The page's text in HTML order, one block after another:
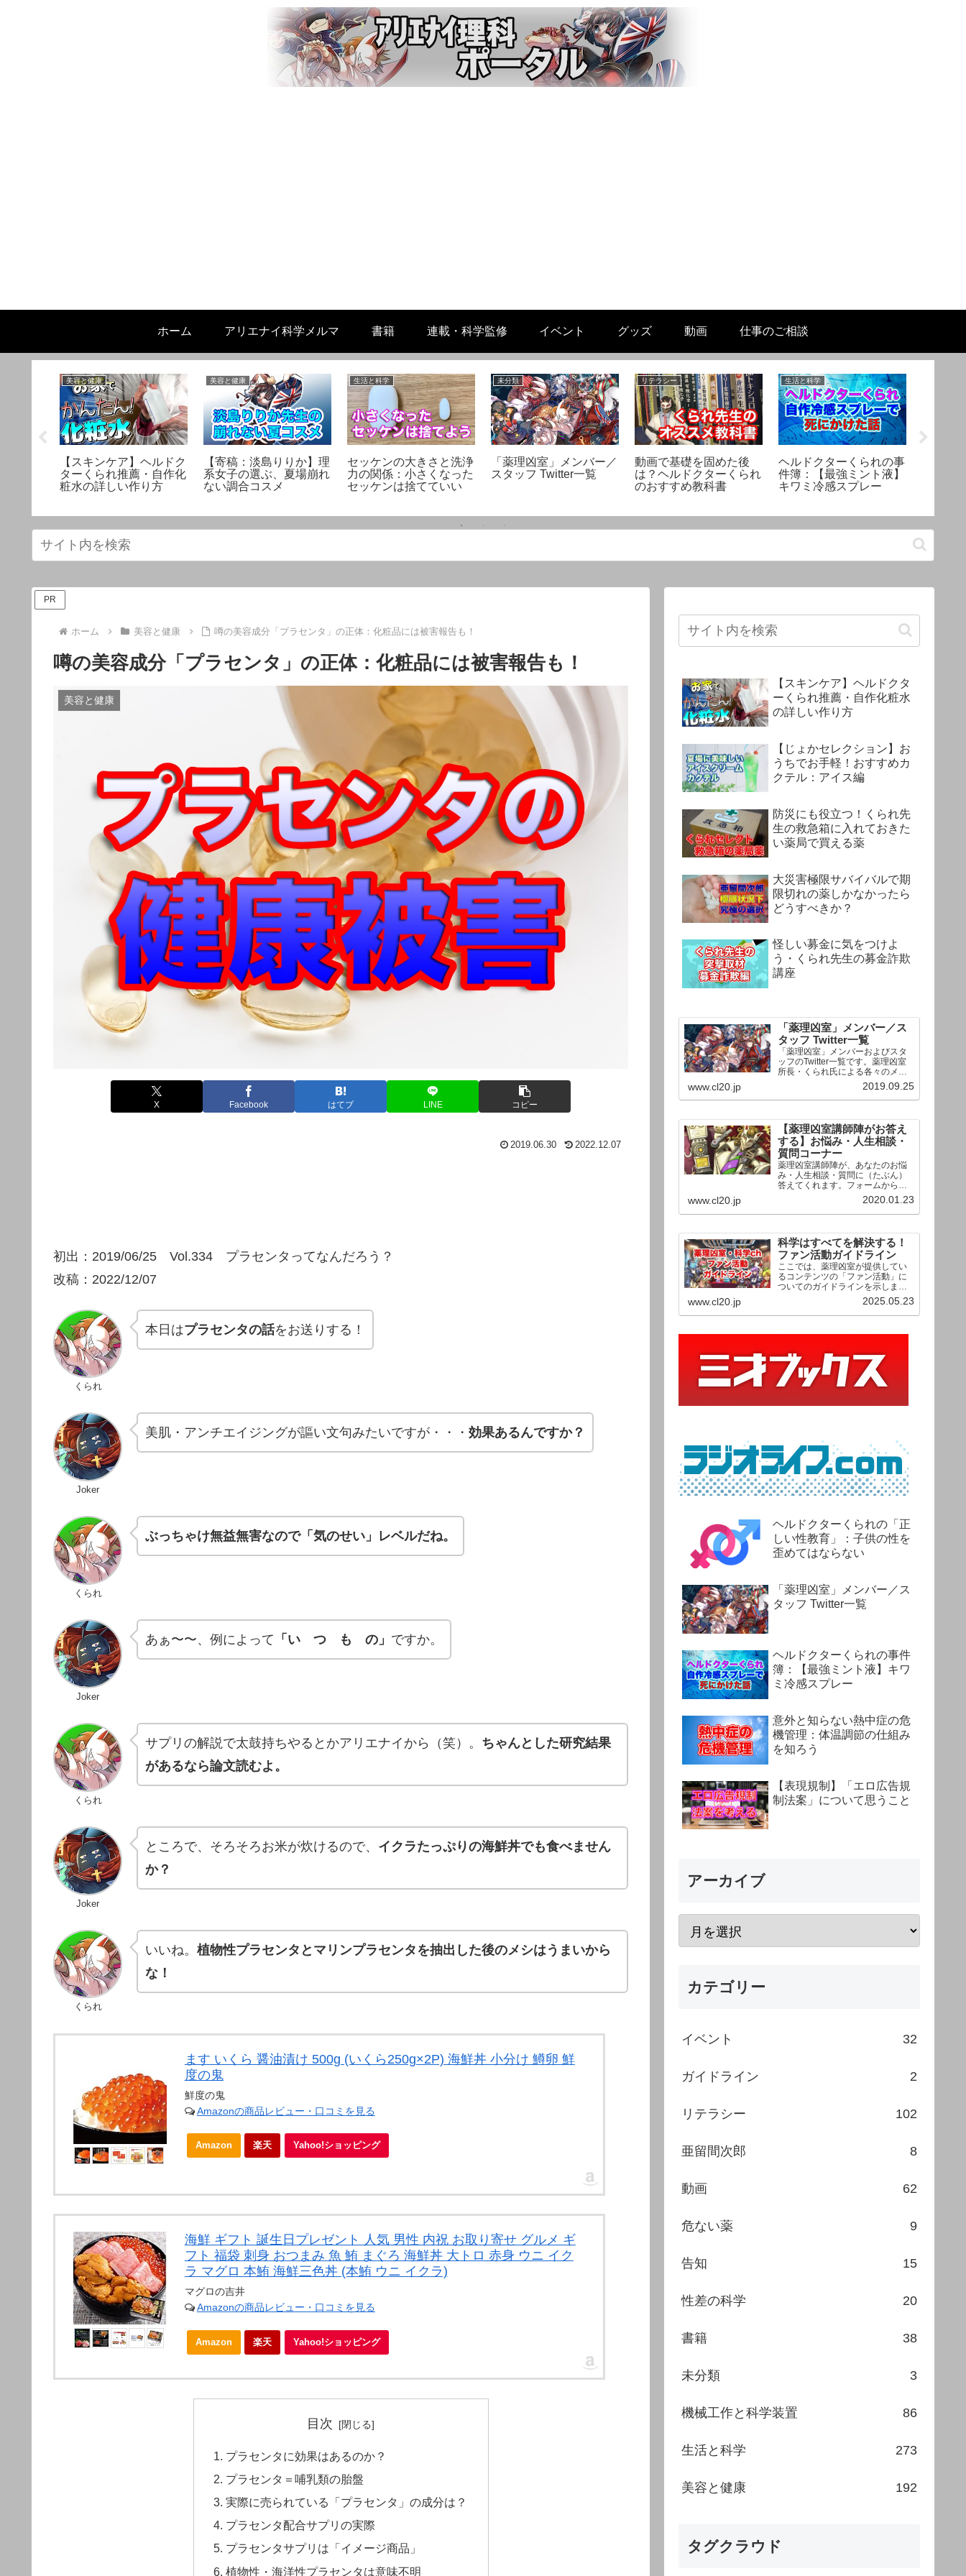
ホーム アリエナイ科学メルマ 書籍 連載・科学監修 イベント グッズ 動画 仕事のご相談
美容と健康
【スキンケア】ヘルドク
ターくられ推薦・自作化
粧水の詳しい作り方
美容と健康
【寄稿：淡島りりか】理
系女子の選ぶ、夏場崩れ
ない調合コスメ
生活と科学
セッケンの大きさと洗浄
力の関係：小さくなった
セッケンは捨てていい
未分類
「薬理凶室」メンバー／
スタッフ Twitter一覧
リテラシー
動画で基礎を固めた後
は？ヘルドクターくられ
のおすすめ教科書
生活と科学
ヘルドクターくられの事
件簿：【最強ミント液】
キワミ冷感スプレー
PR
ホーム 美容と健康 噂の美容成分「プラセンタ」の正体：化粧品には被害報告も！
噂の美容成分「プラセンタ」の正体：化粧品には被害報告も！
美容と健康
X Facebook はてブ LINE コピー
2019.06.30 2022.12.07
初出：2019/06/25 Vol.334 プラセンタってなんだろう？
改稿：2022/12/07
くられ
本日はプラセンタの話をお送りする！
Joker
美肌・アンチエイジングが謳い文句みたいですが・・・ 効果あるんですか？
くられ
ぶっちゃけ無益無害なので「気のせい」レベルだね。
Joker
あぁ〜〜、例によって 「い つ も の」 ですか。
くられ
サプリの解説で太鼓持ちやるとかアリエナイから（笑）。 ちゃんとした研究結果
があるなら論文読むよ。
Joker
ところで、そろそろお米が炊けるので、 イクラたっぷりの海鮮丼でも食べません
か？
くられ
いいね。 植物性プラセンタとマリンプラセンタを抽出した後のメシはうまいから
な！
ます いくら 醤油漬け 500g (いくら250g×2P) 海鮮丼 小分け 鱒卵 鮮
度の鬼
鮮度の鬼
Amazonの商品レビュー・口コミを見る
Amazon 楽天 Yahoo!ショッピング
海鮮 ギフト 誕生日プレゼント 人気 男性 内祝 お取り寄せ グルメ ギ
フト 福袋 刺身 おつまみ 魚 鮪 まぐろ 海鮮丼 大トロ 赤身 ウニ イク
ラ マグロ 本鮪 海鮮三色丼 (本鮪 ウニ イクラ)
マグロの吉井
Amazonの商品レビュー・口コミを見る
Amazon 楽天 Yahoo!ショッピング
目次
プラセンタに効果はあるのか？
プラセンタ＝哺乳類の胎盤
実際に売られている「プラセンタ」の成分は？
プラセンタ配合サプリの実際
プラセンタサプリは「イメージ商品」
植物性・海洋性プラセンタは意味不明
【スキンケア】ヘルドクタ
ーくられ推薦・自作化粧水
の詳しい作り方
【じょかセレクション】お
うちでお手軽！おすすめカ
クテル：アイス編
防災にも役立つ！くられ先
生の救急箱に入れておきた
い薬局で買える薬
大災害極限サバイバルで期
限切れの薬しかなかったら
どうすべきか？
怪しい募金に気をつけよ
う・くられ先生の募金詐欺
講座
「薬理凶室」メンバー／ス
タッフ Twitter一覧
「薬理凶室」メンバーおよびスタ
ッフのTwitter一覧です。薬理凶室
所長・くられ氏による各々のメン
バーの一言紹介付き。Twitterへの
リンクの下にあるフォローボタン
を押すとそのままフォローできま
www.cl20.jp 2019.09.25
【薬理凶室講師陣がお答え
する】お悩み・人生相談・
質問コーナー
薬理凶室講師陣が、あなたのお悩
み・人生相談・質問に（たぶん）
答えてくれます。フォームからお
送りいただいた相談は、順次、動
画として公開される予定（時期未
定）！ どうぞお気軽にご質問く
www.cl20.jp 2020.01.23
科学はすべてを解決する！
ファン活動ガイドライン
ここでは、薬理凶室が提供してい
るコンテンツの「ファン活動」に
ついてのガイドラインを示しま
す。ご利用の場合は当ガイドライ
ンを遵守して頂けますよう、よろ
しくお願い申し上げます。
www.cl20.jp 2025.05.23
ヘルドクターくられの「正
しい性教育」：子供の性を
歪めてはならない
「薬理凶室」メンバー／ス
タッフ Twitter一覧
ヘルドクターくられの事件
簿：【最強ミント液】キワ
ミ冷感スプレー
意外と知らない熱中症の危
機管理：体温調節の仕組み
を知ろう
【表現規制】「エロ広告規
制法案」について思うこと
アーカイブ
カテゴリー
イベント 32
ガイドライン 2
リテラシー 102
亜留間次郎 8
動画 62
危ない薬 9
告知 15
性差の科学 20
書籍 38
未分類 3
機械工作と科学装置 86
生活と科学 273
美容と健康 192
タグクラウド